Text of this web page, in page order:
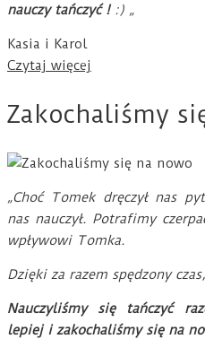
nauczy tańczyć !:) „
Kasia i Karol
Czytaj więcej
Zakochaliśmy
„Choć Tomek dręczył nas
nas nauczył. Potrafimy
wpływowi Tomka.
Dzięki za razem spędzony
Nauczyliśmy się tańczyć
lepiej i zakochaliśmy się na